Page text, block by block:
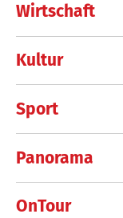
Wirtschaft
Kultur
Sport
Panorama
OnTour